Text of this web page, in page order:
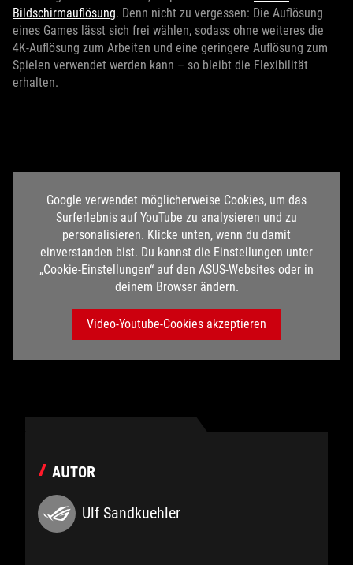
Bildschirmauflösung. Denn nicht zu vergessen: Die Auflösung
eines Games lässt sich frei wählen, sodass ohne weiteres die
4K-Auflösung zum Arbeiten und eine geringere Auflösung zum
Spielen verwendet werden kann – so bleibt die Flexibilität
erhalten.
Google verwendet möglicherweise Cookies, um das
Surferlebnis auf YouTube zu analysieren und zu
personalisieren. Klicke unten, wenn du damit
einverstanden bist. Du kannst die Einstellungen unter
„Cookie-Einstellungen“ auf den ASUS-Websites oder in
deinem Browser ändern.
Video-Youtube-Cookies akzeptieren
AUTOR
Ulf Sandkuehler